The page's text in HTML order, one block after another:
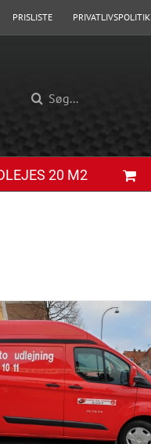
PRISLISTE PRIVATLIVSPOLITIK
Søg
20 M2